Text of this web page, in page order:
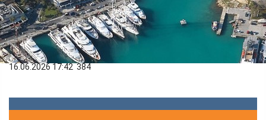
Финансы
16.06.2026 17:42 384